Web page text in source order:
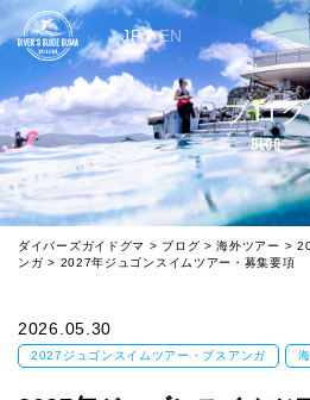
JP/EN
ブログ
BLOG
ダイバーズガイドグマ > ブログ >海外ツアー >
ンガ > 2027年ジュゴンスイムツアー・募集要項
2026.05.30
2027ジュゴンスイムツアー・ブスアンガ